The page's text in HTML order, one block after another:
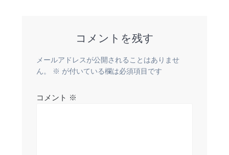
コメントを残す
メールアドレスが公開されることはありませ
ん。
※ が付いている欄は必須項目です
コメント ※